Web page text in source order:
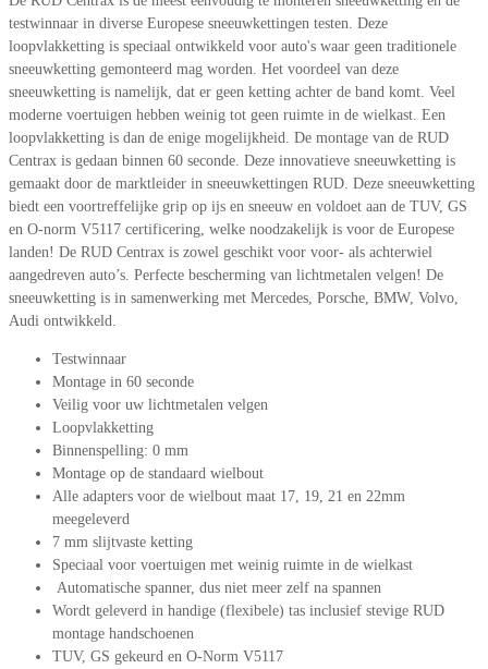
testwinnaar in diverse Europese sneeuwkettingen testen. Deze
loopvlakketting is speciaal ontwikkeld voor auto's waar geen traditionele
sneeuwketting gemonteerd mag worden. Het voordeel van deze
sneeuwketting is namelijk, dat er geen ketting achter de band komt. Veel
moderne voertuigen hebben weinig tot geen ruimte in de wielkast. Een
loopvlakketting is dan de enige mogelijkheid. De montage van de RUD
Centrax is gedaan binnen 60 seconde. Deze innovatieve sneeuwketting is
gemaakt door de marktleider in sneeuwkettingen RUD. Deze sneeuwketting
biedt een voortreffelijke grip op ijs en sneeuw en voldoet aan de TUV, GS
en O-norm V5117 certificering, welke noodzakelijk is voor de Europese
landen! De RUD Centrax is zowel geschikt voor voor- als achterwiel
aangedreven auto’s. Perfecte bescherming van lichtmetalen velgen! De
sneeuwketting is in samenwerking met Mercedes, Porsche, BMW, Volvo,
Audi ontwikkeld.
Testwinnaar
Montage in 60 seconde
Veilig voor uw lichtmetalen velgen
Loopvlakketting
Binnenspelling: 0 mm
Montage op de standaard wielbout
Alle adapters voor de wielbout maat 17, 19, 21 en 22mm
meegeleverd
7 mm slijtvaste ketting
Speciaal voor voertuigen met weinig ruimte in de wielkast
Automatische spanner, dus niet meer zelf na spannen
Wordt geleverd in handige (flexibele) tas inclusief stevige RUD
montage handschoenen
TUV, GS gekeurd en O-Norm V5117